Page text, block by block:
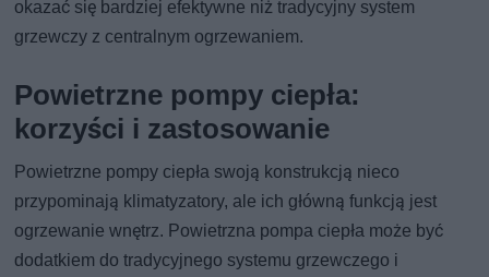
okazać się bardziej efektywne niż tradycyjny system
grzewczy z centralnym ogrzewaniem.
Powietrzne pompy ciepła:
korzyści i zastosowanie
Powietrzne pompy ciepła swoją konstrukcją nieco
przypominają klimatyzatory, ale ich główną funkcją jest
ogrzewanie wnętrz. Powietrzna pompa ciepła może być
dodatkiem do tradycyjnego systemu grzewczego i